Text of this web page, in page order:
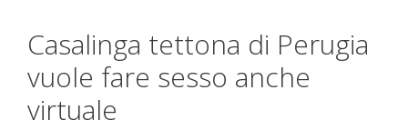
Casalinga tettona di Perugia
vuole fare sesso anche
virtuale